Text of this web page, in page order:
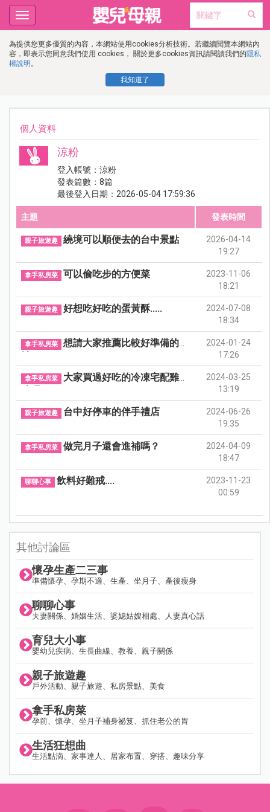
為提供您更多優質的內容，本網站使用cookies分析技術。若繼續閱覽本網站內
容，即表示您同意我們使用 cookies， 關於更多cookies資訊請閱讀我們的隱私
權說明 。
我知道了
Toggle
navigation
個人資料
涼粉
登入帳號：涼粉
發表篇數：8篇
最後登入日期：2026-05-04 17:59:36
主題 發表時間
親子旅遊趣 繞境可以順便去的台中景點
2026-04-14
19:27
拿手私房菜 可以偷吃步的方便菜
2023-11-06
18:21
親子旅遊趣 好想吃好吃的蛋黃酥.....
2024-07-08
18:34
拿手私房菜
想請大家推薦比較好準備的食
2024-01-24
17:26
拿手私房菜
大家買過好吃的冷凍宅配雞腳
2024-03-25
13:19
親子旅遊趣 台中好停車的伴手禮店
2024-06-26
19:35
拿手私房菜 做完月子還會進補嗎？
2024-04-09
18:47
聊聊心事 飲料好難戒....
2023-11-23
00:59
其他討論區
懷孕生產二三事
準備懷孕、孕期不適、生產、坐月子、產後瘦身
聊聊心事
夫妻關係、婚姻生活、婆媳姑嫂相處、人妻真心話
育兒大小事
嬰幼兒疾病、生長曲線、教養、親子關係
親子旅遊趣
戶外活動、親子旅遊、私房景點、美食
拿手私房菜
孕前、懷孕、坐月子補身祕笈、抓住老公的胃
生活狂想曲
生活點滴、家事達人、居家布置、穿搭、趣味分享